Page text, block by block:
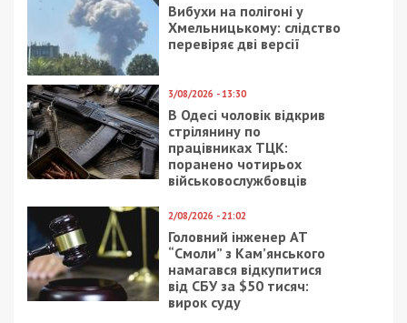
Вибухи на полігоні у
Хмельницькому: слідство
перевіряє дві версії
3/08/2026 - 13:30
В Одесі чоловік відкрив
стрілянину по
працівниках ТЦК:
поранено чотирьох
військовослужбовців
2/08/2026 - 21:02
Головний інженер АТ
“Смоли” з Кам’янського
намагався відкупитися
від СБУ за $50 тисяч:
вирок суду